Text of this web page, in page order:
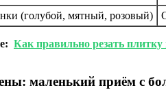
(голубой, мятный, розовый)
Как правильно резать
маленький приём с